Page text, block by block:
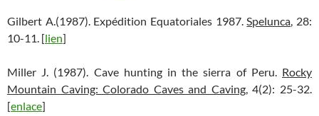
Gilbert A.(1987). Expédition Equatoriales 1987.Spelunca, 28:
10-11. [lien]
Miller J. (1987). Cave hunting in the sierra of Peru. Rocky
Mountain Caving: Colorado Caves and Caving, 4(2): 25-32.
[enlace]